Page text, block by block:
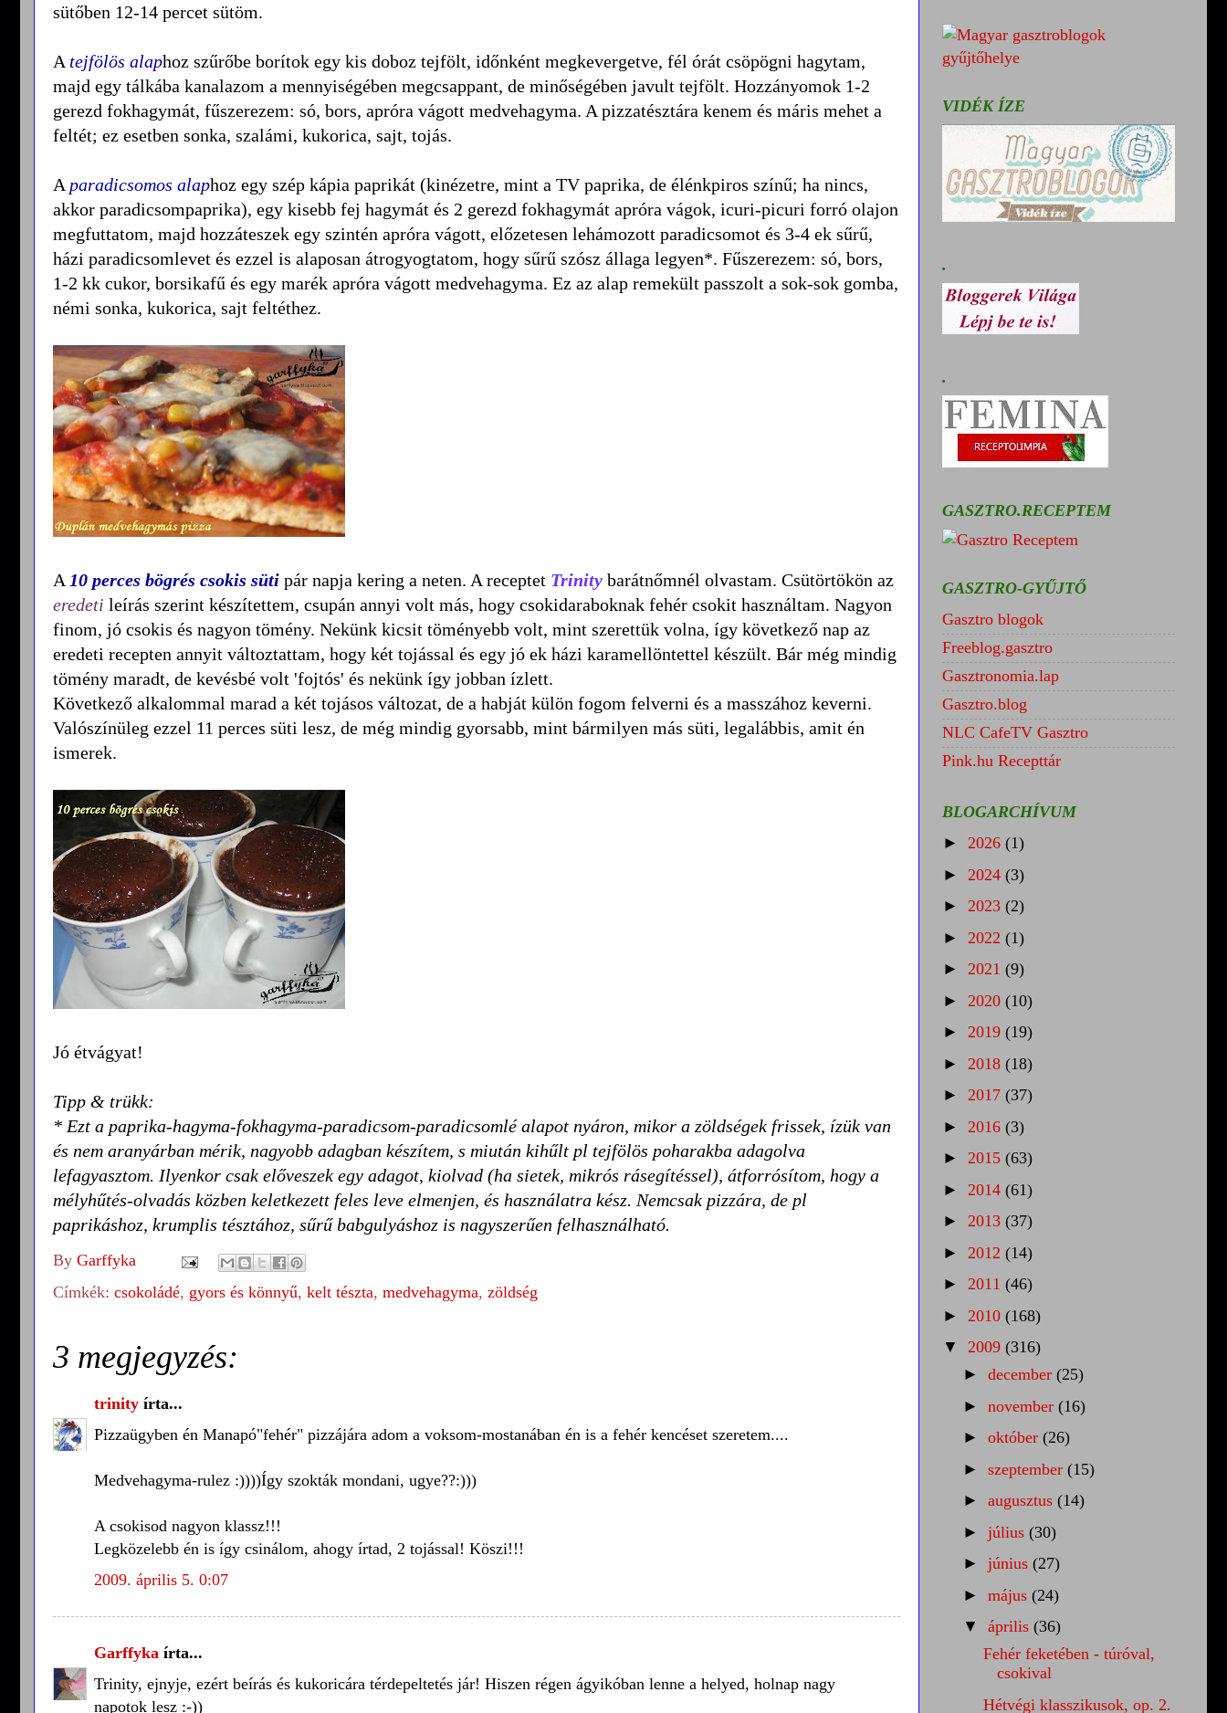
sütőben 12-14 percet sütöm.
A tejfölös alaphoz szűrőbe borítok egy kis doboz tejfölt, időnként megkevergetve, fél órát csöpögni hagytam,
majd egy tálkába kanalazom a mennyiségében megcsappant, de minőségében javult tejfölt. Hozzányomok 1-2
gerezd fokhagymát, fűszerezem: só, bors, apróra vágott medvehagyma. A pizzatésztára kenem és máris mehet a
feltét; ez esetben sonka, szalámi, kukorica, sajt, tojás.
A paradicsomos alaphoz egy szép kápia paprikát (kinézetre, mint a TV paprika, de élénkpiros színű; ha nincs,
akkor paradicsompaprika), egy kisebb fej hagymát és 2 gerezd fokhagymát apróra vágok, icuri-picuri forró olajon
megfuttatom, majd hozzáteszek egy szintén apróra vágott, előzetesen lehámozott paradicsomot és 3-4 ek sűrű,
házi paradicsomlevet és ezzel is alaposan átrogyogtatom, hogy sűrű szósz állaga legyen*. Fűszerezem: só, bors,
1-2 kk cukor, borsikafű és egy marék apróra vágott medvehagyma. Ez az alap remekült passzolt a sok-sok gomba,
némi sonka, kukorica, sajt feltéthez.
A 10 perces bögrés csokis süti pár napja kering a neten. A receptet Trinity barátnőmnél olvastam. Csütörtökön az
eredeti leírás szerint készítettem, csupán annyi volt más, hogy csokidaraboknak fehér csokit használtam. Nagyon
finom, jó csokis és nagyon tömény. Nekünk kicsit töményebb volt, mint szerettük volna, így következő nap az
eredeti recepten annyit változtattam, hogy két tojással és egy jó ek házi karamellöntettel készült. Bár még mindig
tömény maradt, de kevésbé volt 'fojtós' és nekünk így jobban ízlett.
Következő alkalommal marad a két tojásos változat, de a habját külön fogom felverni és a masszához keverni.
Valószínüleg ezzel 11 perces süti lesz, de még mindig gyorsabb, mint bármilyen más süti, legalábbis, amit én
ismerek.
Jó étvágyat!
Tipp & trükk:
* Ezt a paprika-hagyma-fokhagyma-paradicsom-paradicsomlé alapot nyáron, mikor a zöldségek frissek, ízük van
és nem aranyárban mérik, nagyobb adagban készítem, s miután kihűlt pl tejfölös poharakba adagolva
lefagyasztom. Ilyenkor csak előveszek egy adagot, kiolvad (ha sietek, mikrós rásegítéssel), átforrósítom, hogy a
mélyhűtés-olvadás közben keletkezett feles leve elmenjen, és használatra kész. Nemcsak pizzára, de pl
paprikáshoz, krumplis tésztához, sűrű babgulyáshoz is nagyszerűen felhasználható.
By Garffyka
Címkék: csokoládé, gyors és könnyű, kelt tészta, medvehagyma, zöldség
3 megjegyzés:
trinity írta...
Pizzaügyben én Manapó"fehér" pizzájára adom a voksom-mostanában én is a fehér kencéset szeretem....
Medvehagyma-rulez :))))Így szokták mondani, ugye??:)))
A csokisod nagyon klassz!!!
Legközelebb én is így csinálom, ahogy írtad, 2 tojással! Köszi!!!
2009. április 5. 0:07
Garffyka írta...
Trinity, ejnyje, ezért beírás és kukoricára térdepeltetés jár! Hiszen régen ágyikóban lenne a helyed, holnap nagy
napotok lesz :-))
VIDÉK ÍZE
.
.
GASZTRO.RECEPTEM
GASZTRO-GYŰJTŐ
Gasztro blogok
Freeblog.gasztro
Gasztronomia.lap
Gasztro.blog
NLC CafeTV Gasztro
Pink.hu Recepttár
BLOGARCHÍVUM
► 2026 (1)
► 2024 (3)
► 2023 (2)
► 2022 (1)
► 2021 (9)
► 2020 (10)
► 2019 (19)
► 2018 (18)
► 2017 (37)
► 2016 (3)
► 2015 (63)
► 2014 (61)
► 2013 (37)
► 2012 (14)
► 2011 (46)
► 2010 (168)
▼ 2009 (316)
► december (25)
► november (16)
► október (26)
► szeptember (15)
► augusztus (14)
► július (30)
► június (27)
► május (24)
▼ április (36)
Fehér feketében - túróval,
csokival
Hétvégi klasszikusok, op. 2.